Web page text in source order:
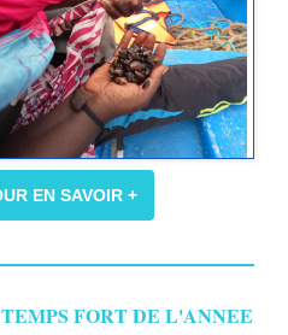
EN SAVOIR +
FORT DE L'ANNEE